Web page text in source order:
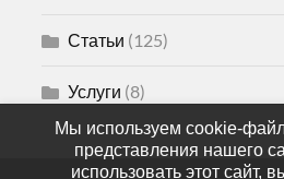
Статьи (125)
Услуги (8)
Мы используем cookie-
представления нашего
использовать этот сайт,